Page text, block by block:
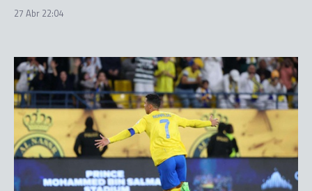
27 Abr 22:04